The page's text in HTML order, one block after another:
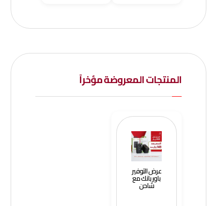
المنتجات المعروضة مؤخراً
عرض التوفير
باور بانك مع
شاحن